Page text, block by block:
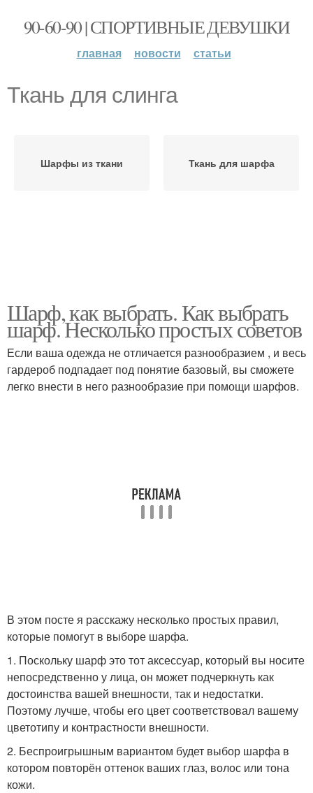
90-60-90 | СПОРТИВНЫЕ ДЕВУШКИ
главная новости статьи
Ткань для слинга
Шарфы из ткани Ткань для шарфа
Шарф, как выбрать. Как выбрать
шарф. Несколько простых советов
Если ваша одежда не отличается разнообразием , и весь
гардероб подпадает под понятие базовый, вы сможете
легко внести в него разнообразие при помощи шарфов.
В этом посте я расскажу несколько простых правил,
которые помогут в выборе шарфа.
1. Поскольку шарф это тот аксессуар, который вы носите
непосредственно у лица, он может подчеркнуть как
достоинства вашей внешности, так и недостатки.
Поэтому лучше, чтобы его цвет соответствовал вашему
цветотипу и контрастности внешности.
2. Беспроигрышным вариантом будет выбор шарфа в
котором повторён оттенок ваших глаз, волос или тона
кожи.